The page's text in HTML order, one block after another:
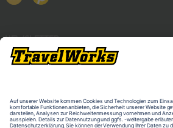
NEWSLETTER